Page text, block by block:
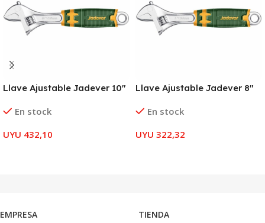
Llave Ajustable Jadever 10″
En stock
UYU 432,10
Llave Ajustable Jadever 8″
En stock
UYU 322,32
EMPRESA
TIENDA